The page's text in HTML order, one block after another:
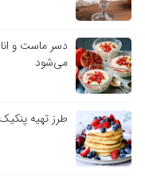
می‌شود
طرز تهیه پنکیک